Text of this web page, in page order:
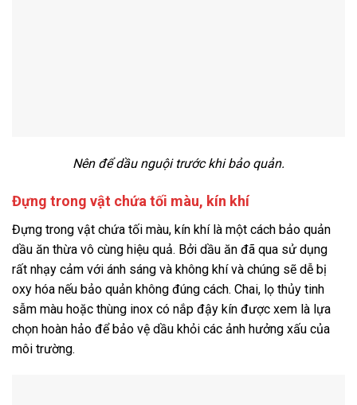
Nên để dầu nguội trước khi bảo quản.
Đựng trong vật chứa tối màu, kín khí
Đựng trong vật chứa tối màu, kín khí là một cách bảo quản
dầu ăn thừa vô cùng hiệu quả. Bởi dầu ăn đã qua sử dụng
rất nhạy cảm với ánh sáng và không khí và chúng sẽ dễ bị
oxy hóa nếu bảo quản không đúng cách. Chai, lọ thủy tinh
sẫm màu hoặc thùng inox có nắp đậy kín được xem là lựa
chọn hoàn hảo để bảo vệ dầu khỏi các ảnh hưởng xấu của
môi trường.